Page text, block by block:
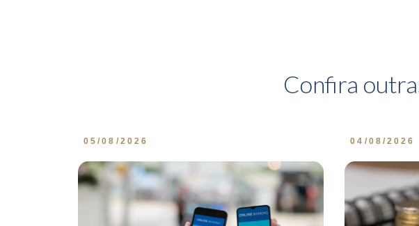
Confira
05/08/2026 04/08/2026